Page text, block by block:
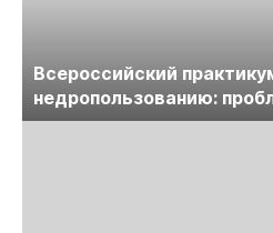
Всероссийский
недропользованию:
лицензирования,